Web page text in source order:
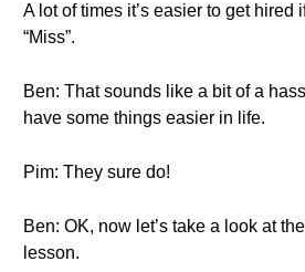
A lot of times it’s easier to get hired
“Miss”.
Ben: That sounds like a bit of a
have some things easier in life.
Pim: They sure do!
Ben: OK, now let’s take a look at
lesson.